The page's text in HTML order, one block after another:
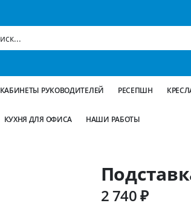
КАБИНЕТЫ РУКОВОДИТЕЛЕЙ РЕСЕПШН
КУХНЯ ДЛЯ ОФИСА НАШИ РАБОТЫ
2 740 ₽